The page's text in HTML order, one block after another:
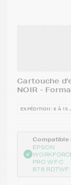
Cartouche
NOIR -
EXPÉDITION : 6 À 15
Compatible
EPSON
PRO WF C
878 RDTWF